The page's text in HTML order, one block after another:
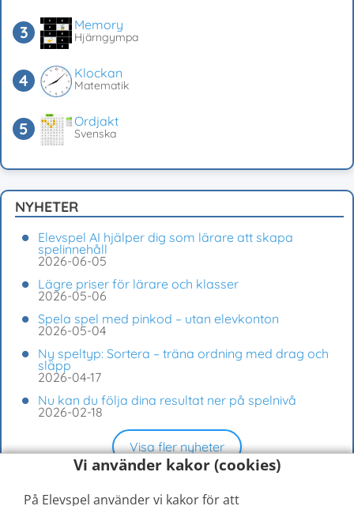
Memory
Hjärngympa
Klockan
Matematik
Ordjakt
Svenska
NYHETER
Elevspel AI hjälper dig som lärare att skapa
spelinnehåll
2026-06-05
Lägre priser för lärare och klasser
2026-05-06
Spela spel med pinkod – utan elevkonton
2026-05-04
Ny speltyp: Sortera – träna ordning med drag och
släpp
2026-04-17
Nu kan du följa dina resultat ner på spelnivå
2026-02-18
Visa fler nyheter
Vi använder kakor (cookies)
På Elevspel använder vi kakor för att